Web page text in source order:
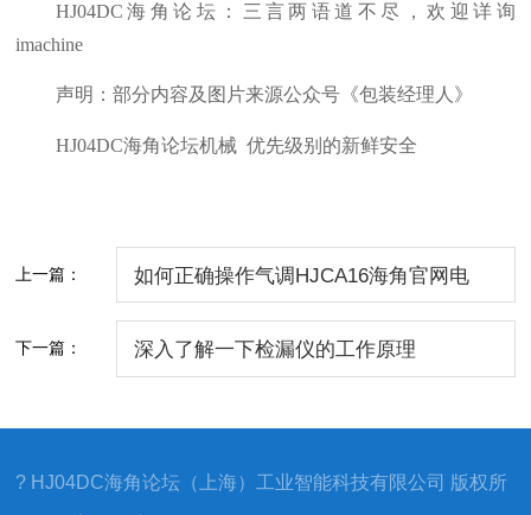
HJ04DC海角论坛：三言两语道不尽，欢迎详询
imachine
声明：部分内容及图片来源公众号《包装经理人》
HJ04DC海角论坛机械 优先级别的新鲜安全
上一篇： 如何正确操作气调HJCA16海角官网电
下一篇： 深入了解一下检漏仪的工作原理
? HJ04DC海角论坛（上海）工业智能科技有限公司 版权所